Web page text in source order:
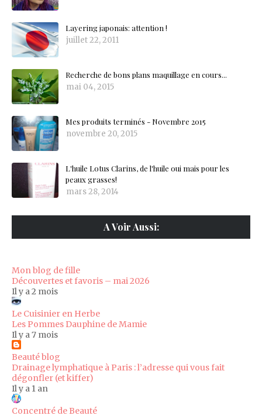
Layering japonais: attention !
juillet 22, 2011
Recherche de bons plans maquillage en cours...
mai 04, 2015
Mes produits terminés - Novembre 2015
novembre 20, 2015
L'huile Lotus Clarins, de l'huile oui mais pour les
peaux grasses!
mars 28, 2014
A Voir Aussi:
Mon blog de fille
Découvertes et favoris – mai 2026
Il y a 2 mois
Le Cuisinier en Herbe
Les Pommes Dauphine de Mamie
Il y a 7 mois
Beauté blog
Drainage lymphatique à Paris : l’adresse qui vous fait
dégonfler (et kiffer)
Il y a 1 an
Concentré de Beauté